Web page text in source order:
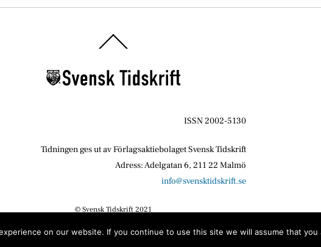
To
ISSN 2002-5130
Tidningen ges ut av Förlagsaktiebolaget Svensk Tidskrift
Adress: Adelgatan 6, 211 22 Malmö
info@svensktidskrift.se
© Svensk Tidskrift 2021
on our website. If you continue to use this site we will assume that you